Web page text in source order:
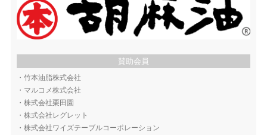
賛助会員
・ 竹本油脂株式会社
・ マルコメ株式会社
・ 株式会社栗田園
・ 株式会社レグレット
・ 株式会社ワイズテーブルコーポレーション